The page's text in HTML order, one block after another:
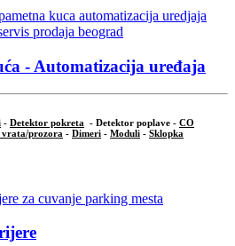
- Automatizacija uređaja
- Detektor pokreta - Detektor poplave - CO
prozora - Dimeri - Moduli - Sklopka